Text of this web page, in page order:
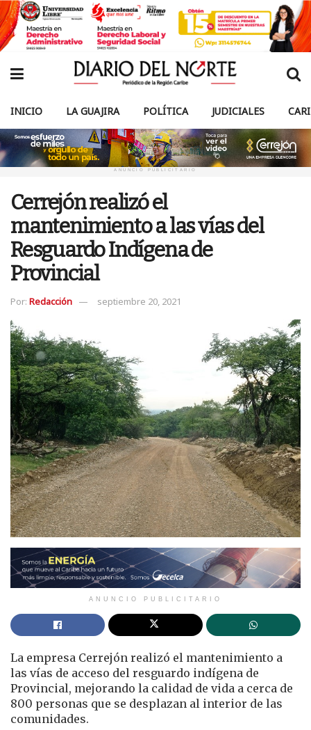
INICIO LA GUAJIRA POLÍTICA JUDICIALES
ANUNCIO PUBLICITARIO
Cerrejón realizó el
mantenimiento a las vías del
Resguardo Indígena de
Provincial
Por: Redacción septiembre 20, 2021
ANUNCIO PUBLICITARIO
La empresa Cerrejón realizó el mantenimiento a
las vías de acceso del resguardo indígena de
Provincial, mejorando la calidad de vida a cerca de
800 personas que se desplazan al interior de las
comunidades.